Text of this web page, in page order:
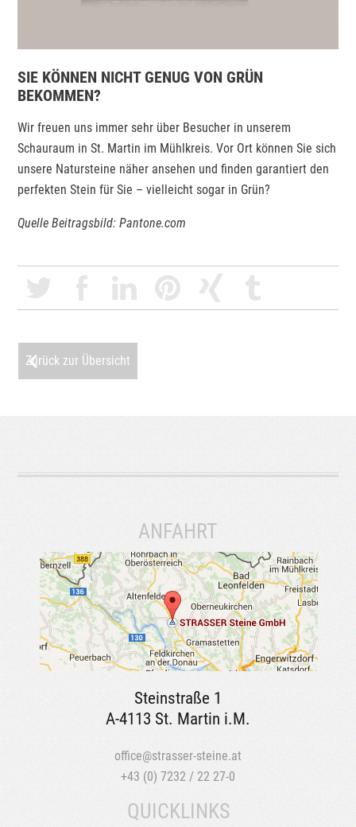
SIE KÖNNEN NICHT GENUG VON GRÜN
BEKOMMEN?
Wir freuen uns immer sehr über Besucher in unserem
Schauraum in St. Martin im Mühlkreis. Vor Ort können Sie sich
unsere Natursteine näher ansehen und finden garantiert den
perfekten Stein für Sie – vielleicht sogar in Grün?
Quelle Beitragsbild: Pantone.com
Zurück zur Übersicht
ANFAHRT
Steinstraße 1
A-4113 St. Martin i.M.
office@strasser-steine.at
+43 (0) 7232 / 22 27-0
QUICKLINKS